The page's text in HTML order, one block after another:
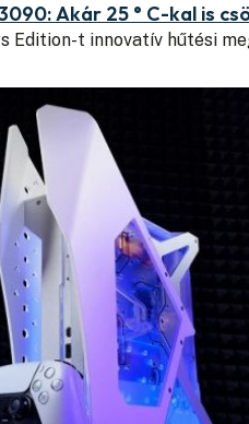
Akár 25 ° C-kal is
Edition-t innovatív hűtési